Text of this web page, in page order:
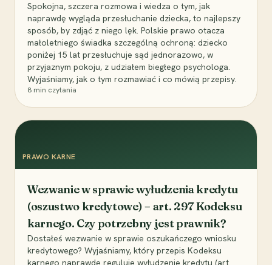
Spokojna, szczera rozmowa i wiedza o tym, jak
naprawdę wygląda przesłuchanie dziecka, to najlepszy
sposób, by zdjąć z niego lęk. Polskie prawo otacza
małoletniego świadka szczególną ochroną: dziecko
poniżej 15 lat przesłuchuje sąd jednorazowo, w
przyjaznym pokoju, z udziałem biegłego psychologa.
Wyjaśniamy, jak o tym rozmawiać i co mówią przepisy.
8 min czytania
PRAWO KARNE
Wezwanie w sprawie wyłudzenia kredytu
(oszustwo kredytowe) – art. 297 Kodeksu
karnego. Czy potrzebny jest prawnik?
Dostałeś wezwanie w sprawie oszukańczego wniosku
kredytowego? Wyjaśniamy, który przepis Kodeksu
karnego naprawdę reguluje wyłudzenie kredytu (art.